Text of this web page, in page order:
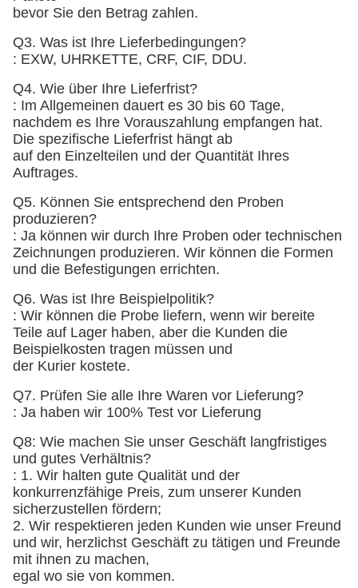
bevor Sie den Betrag zahlen.
Q3. Was ist Ihre Lieferbedingungen?
: EXW, UHRKETTE, CRF, CIF, DDU.
Q4. Wie über Ihre Lieferfrist?
: Im Allgemeinen dauert es 30 bis 60 Tage,
nachdem es Ihre Vorauszahlung empfangen hat.
Die spezifische Lieferfrist hängt ab
auf den Einzelteilen und der Quantität Ihres
Auftrages.
Q5. Können Sie entsprechend den Proben
produzieren?
: Ja können wir durch Ihre Proben oder technischen
Zeichnungen produzieren. Wir können die Formen
und die Befestigungen errichten.
Q6. Was ist Ihre Beispielpolitik?
: Wir können die Probe liefern, wenn wir bereite
Teile auf Lager haben, aber die Kunden die
Beispielkosten tragen müssen und
der Kurier kostete.
Q7. Prüfen Sie alle Ihre Waren vor Lieferung?
: Ja haben wir 100% Test vor Lieferung
Q8: Wie machen Sie unser Geschäft langfristiges
und gutes Verhältnis?
: 1. Wir halten gute Qualität und der
konkurrenzfähige Preis, zum unserer Kunden
sicherzustellen fördern;
2. Wir respektieren jeden Kunden wie unser Freund
und wir, herzlichst Geschäft zu tätigen und Freunde
mit ihnen zu machen,
egal wo sie von kommen.